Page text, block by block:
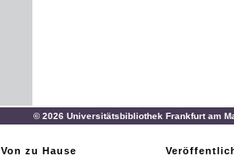
© 2026 Universitätsbibliothek Frankfurt am
Von zu Hause